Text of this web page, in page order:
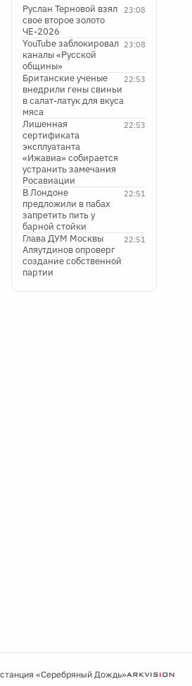
23:08
Руслан Терновой взял
свое второе золото
ЧЕ-2026
23:08
YouTube заблокировал
каналы «Русской
общины»
22:53
Британские ученые
внедрили гены свиньи
в салат-латук для вкуса
мяса
22:53
Лишенная
сертификата
эксплуатанта
«Ижавиа» собирается
устранить замечания
Росавиации
22:51
В Лондоне
предложили в пабах
запретить пить у
барной стойки
22:51
Глава ДУМ Москвы
Аляутдинов опроверг
создание собственной
партии
«Серебряный Дождь»